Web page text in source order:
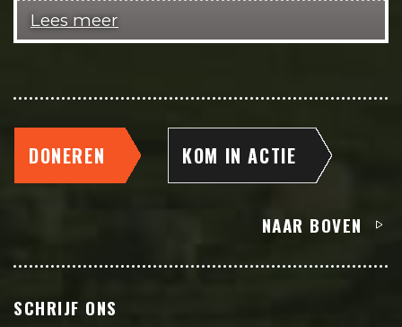
Lees meer
DONEREN KOM IN ACTIE
NAAR BOVEN
SCHRIJF ONS